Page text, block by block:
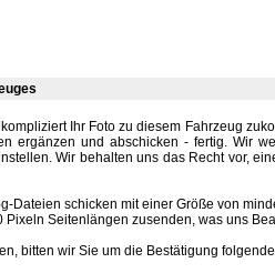
Ihr Foto zu diesem Fahrzeug
ergänzen und abschicken - fertig. Wir
Wir behalten uns das Recht vor,
Dateien schicken mit einer Größe von
Pixeln Seitenlängen zusenden, was uns
bitten wir Sie um die Bestätigung